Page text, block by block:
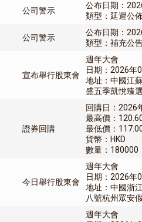
公司警示
公布日期：
類型：延遲公
公司警示
公布日期：
類型：補充公
宣布舉行股東會
週年大會
日期：2026年
地址：中國江
盛五季凱悅臻
證券回購
回購日：2026
最高價：
最低價：
貨幣：HKD
數量：180000
今日舉行股東會
週年大會
日期：2026年
地址：中國浙
八號杭州眾安
週年大會